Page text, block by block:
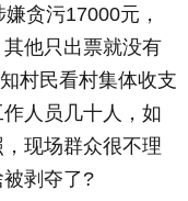
贪污17000元，
他只出票就没有
村民看村集体收支
人员几十人，如
现场群众很不理
剥夺了?